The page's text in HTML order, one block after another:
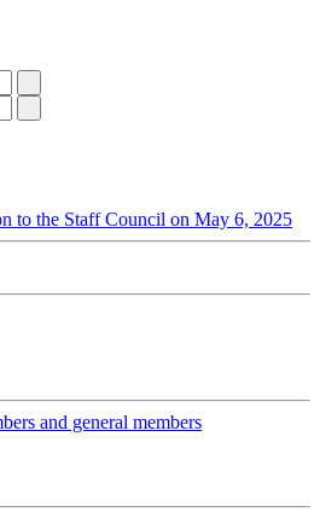
to the Staff Council on May 6, 2025
and general members